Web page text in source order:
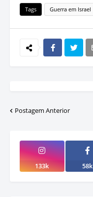
Tags Guerra em Israel
Postagem Anterior
133k 58k